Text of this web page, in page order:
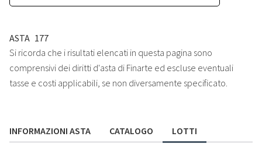
ASTA 177
Si ricorda che i risultati elencati in questa pagina sono
comprensivi dei diritti d'asta di Finarte ed escluse eventuali
tasse e costi applicabili, se non diversamente specificato.
INFORMAZIONI ASTA CATALOGO LOTTI